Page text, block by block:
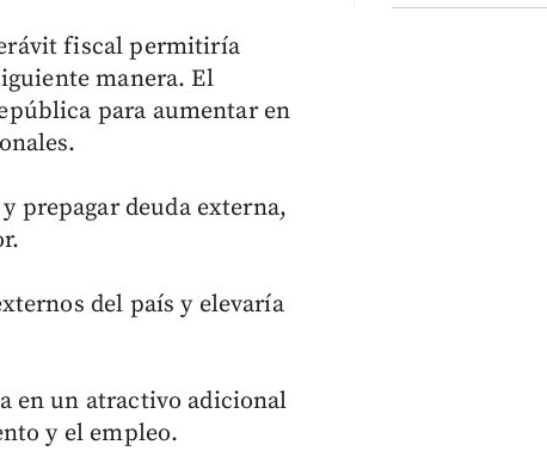
fiscal permitiría
manera. El
para aumentar en
prepagar deuda externa,
del país y elevaría
en un atractivo adicional
y el empleo.